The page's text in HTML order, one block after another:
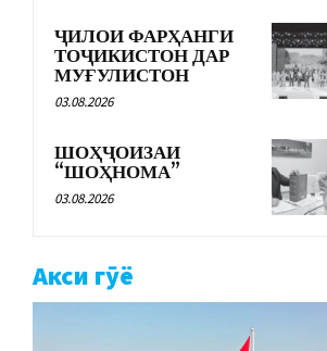
ҶИЛОИ ФАРҲАНГИ
ТОҶИКИСТОН ДАР
МУҒУЛИСТОН
03.08.2026
ШОҲҶОИЗАИ
“ШОҲНОМА”
03.08.2026
Акси гӯё